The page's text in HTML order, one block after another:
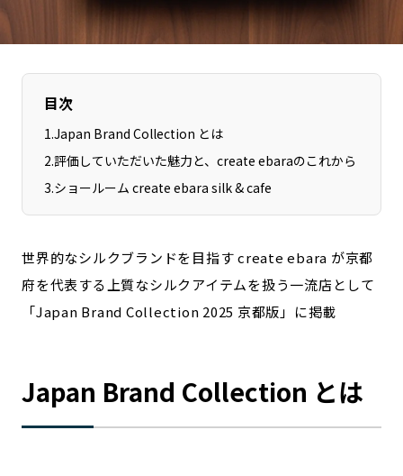
佐賀エリア
長崎エリア
沖縄エリア
カテゴリから探す
MILCプロジェクト
選出企業特別対談
Localist
SDGsの先駆者
イベント
飲食店
目次
1.Japan Brand Collection とは
2.評価していただいた魅力と、create ebaraのこれから
3.ショールーム create ebara silk & cafe
世界的なシルクブランドを目指す create ebara が京都
府を代表する上質なシルクアイテムを扱う一流店として
「Japan Brand Collection 2025 京都版」に掲載
Japan Brand Collection とは